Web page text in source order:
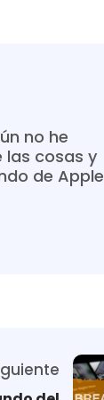
no he
las cosas y
de Apple